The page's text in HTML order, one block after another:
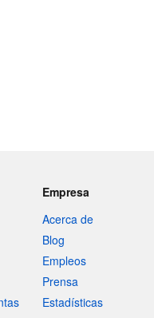
Empresa
Acerca de
Blog
Empleos
Prensa
Estadísticas